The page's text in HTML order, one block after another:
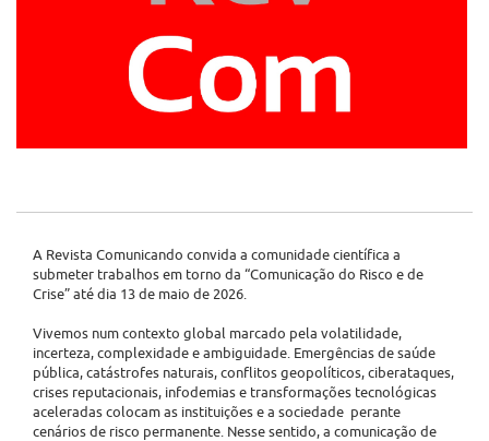
A Revista Comunicando convida a comunidade científica a
submeter trabalhos em torno da “Comunicação do Risco e de
Crise” até dia 13 de maio de 2026.
Vivemos num contexto global marcado pela volatilidade,
incerteza, complexidade e ambiguidade. Emergências de saúde
pública, catástrofes naturais, conflitos geopolíticos, ciberataques,
crises reputacionais, infodemias e transformações tecnológicas
aceleradas colocam as instituições e a sociedade perante
cenários de risco permanente. Nesse sentido, a comunicação de